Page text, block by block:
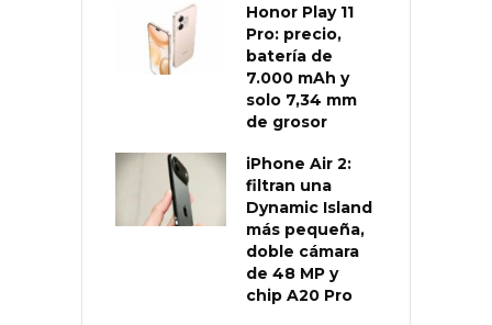
Honor Play 11
Pro: precio,
batería de
7.000 mAh y
solo 7,34 mm
de grosor
iPhone Air 2:
filtran una
Dynamic Island
más pequeña,
doble cámara
de 48 MP y
chip A20 Pro